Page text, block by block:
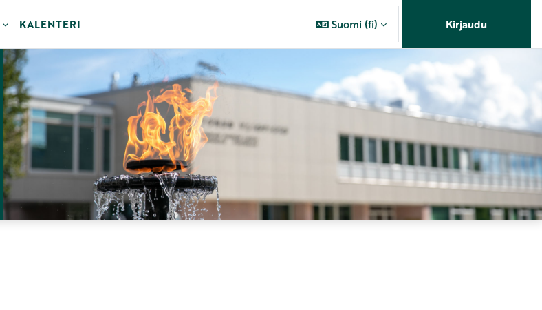
KALENTERI Suomi ‎(fi)‎ Kirjaudu